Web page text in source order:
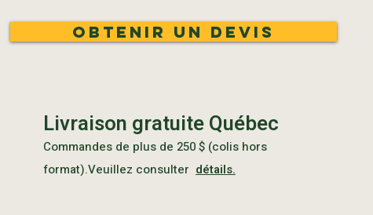
Obtenir un devis
Livraison gratuite Québec
Commandes de plus de 250 $ (colis hors
format).Veuillez consulter détails.